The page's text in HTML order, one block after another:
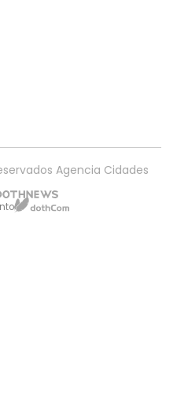
Agencia Cidades